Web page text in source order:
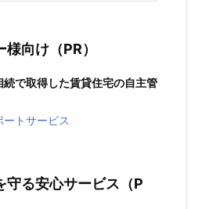
向け（PR）
で取得した賃貸住宅の自主管
ートサービス
守る安心サービス（P